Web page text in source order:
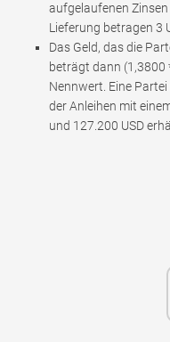
aufgelaufenen
Lieferung betragen 3
Das Geld, das die
beträgt dann (1,3800
Nennwert. Eine
der Anleihen mit
und 127.200 USD